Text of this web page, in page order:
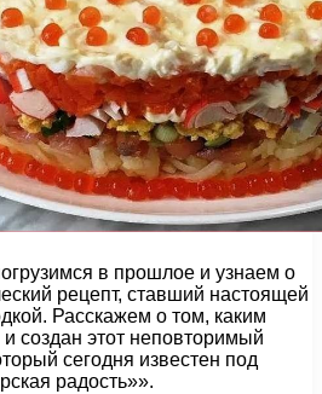
в прошлое и узнаем о
рецепт, ставший настоящей
Расскажем о том, каким
создан этот неповторимый
сегодня известен под
радость»».